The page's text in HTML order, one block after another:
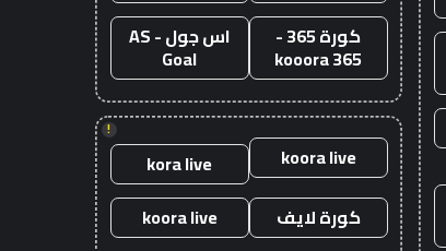
كورة 365 -
kooora 365
اس جول - AS
Goal
!
koora live
kora live
كورة لايف
koora live